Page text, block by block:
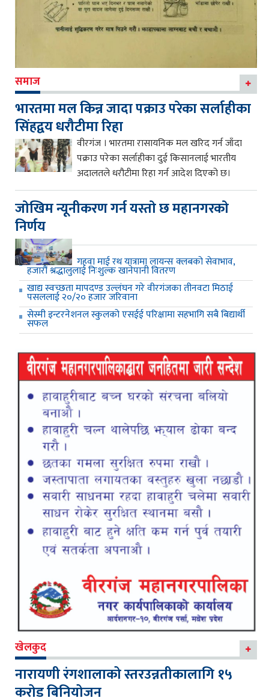
समाज
भारतमा मल किन्न जादा पक्राउ परेका सर्लाहीका
सिंहद्वय धरौटीमा रिहा
वीरगंज । भारतमा रासायनिक मल खरिद गर्न जाँदा
पक्राउ परेका सर्लाहीका दुई किसानलाई भारतीय
अदालतले धरौटीमा रिहा गर्न आदेश दिएको छ।
जाेखिम न्यूनीकरण गर्न यस्ताे छ महानगरकाे
निर्णय
गहवा माई रथ यात्रामा लायन्स क्लबको सेवाभाव,
हजारौं श्रद्धालुलाई निःशुल्क खानेपानी वितरण
खाद्य स्वच्छता मापदण्ड उल्लंघन गरे वीरगंजका तीनवटा मिठाई
पसललाई २०/२० हजार जरिवाना
सेस्मी इन्टरनेशनल स्कुलको एसईई परिक्षामा सहभागि सबै बिद्यार्थी
सफल
खेलकुद
नारायणी रंगशालाको स्तरउन्नतीकालागि १५
करोड बिनियोजन